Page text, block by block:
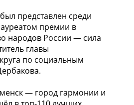
представлен среди
премии в
народов России — сила
главы
по социальным
— город гармонии и